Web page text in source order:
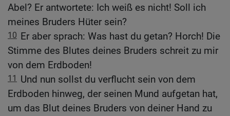
Abel? Er antwortete: Ich weiß es nicht! Soll ich
meines Bruders Hüter sein?
10 Er aber sprach: Was hast du getan? Horch! Die
Stimme des Blutes deines Bruders schreit zu mir
von dem Erdboden!
11
Und nun sollst du verflucht sein von dem
Erdboden hinweg, der seinen Mund aufgetan hat,
um das Blut deines Bruders von deiner Hand zu